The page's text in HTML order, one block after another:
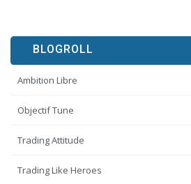
BLOGROLL
Ambition Libre
Objectif Tune
Trading Attitude
Trading Like Heroes